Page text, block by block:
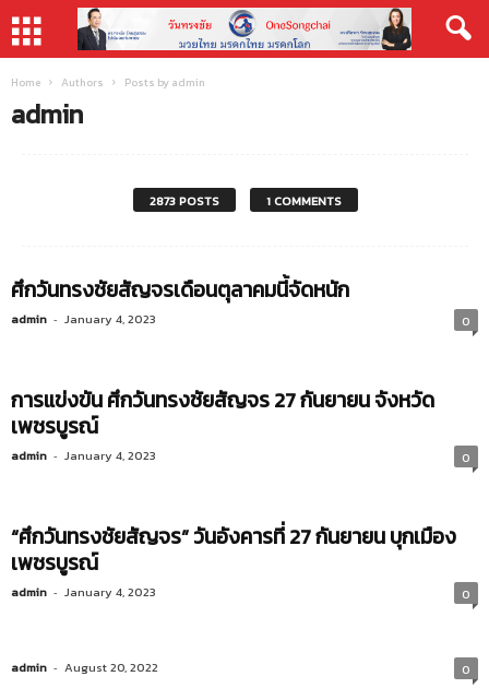
Home Authors Posts by admin
admin
2873 POSTS 1 COMMENTS
ศึกวันทรงชัยสัญจรเดือนตุลาคมนี้จัดหนัก
admin - January 4, 2023 0
การแข่งขัน ศึกวันทรงชัยสัญจร 27 กันยายน จังหวัด
เพชรบูรณ์
admin - January 4, 2023 0
“ศึกวันทรงชัยสัญจร” วันอังคารที่ 27 กันยายน บุกเมือง
เพชรบูรณ์
admin - January 4, 2023 0
admin - August 20, 2022 0